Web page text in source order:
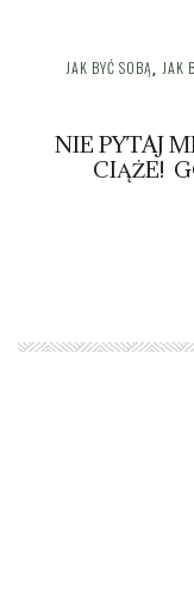
JAK BYĆ SOBĄ, JAK
NIE PYTAJ
CIĄŻE!